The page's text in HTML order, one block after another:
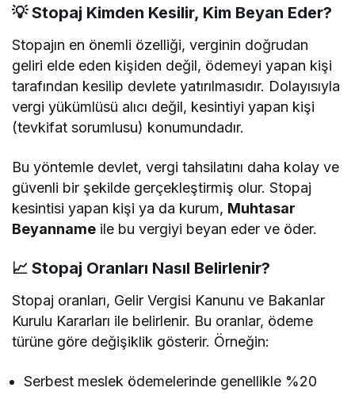
💡Stopaj Kimden Kesilir, Kim Beyan Eder?
Stopajın en önemli özelliği, verginin doğrudan
geliri elde eden kişiden değil, ödemeyi yapan kişi
tarafından kesilip devlete yatırılmasıdır. Dolayısıyla
vergi yükümlüsü alıcı değil, kesintiyi yapan kişi
(tevkifat sorumlusu) konumundadır.
Bu yöntemle devlet, vergi tahsilatını daha kolay ve
güvenli bir şekilde gerçekleştirmiş olur. Stopaj
kesintisi yapan kişi ya da kurum, Muhtasar
Beyanname ile bu vergiyi beyan eder ve öder.
📈 Stopaj Oranları Nasıl Belirlenir?
Stopaj oranları, Gelir Vergisi Kanunu ve Bakanlar
Kurulu Kararları ile belirlenir. Bu oranlar, ödeme
türüne göre değişiklik gösterir. Örneğin:
Serbest meslek ödemelerinde genellikle %20